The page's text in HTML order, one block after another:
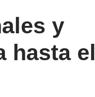
y
hasta el